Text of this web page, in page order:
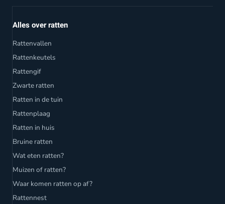
Alles over ratten
Rattenvallen
Rattenkeutels
Rattengif
Zwarte ratten
Ratten in de tuin
Rattenplaag
Ratten in huis
Bruine ratten
Wat eten ratten?
Muizen of ratten?
Waar komen ratten op af?
Rattennest